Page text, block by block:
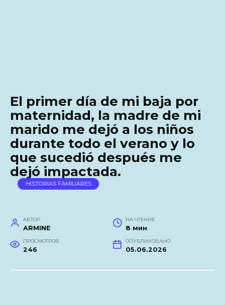
El primer día de mi baja por
maternidad, la madre de mi
marido me dejó a los niños
durante todo el verano y lo
que sucedió después me
dejó impactada.
HISTORIAS FAMILIARES
АВТОР
ARMINE
НА ЧТЕНИЕ
8 мин
ПРОСМОТРОВ
246
ОПУБЛИКОВАНО
05.06.2026